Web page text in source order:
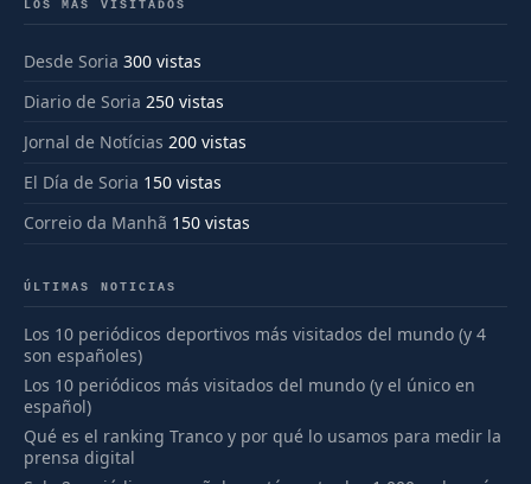
LOS MÁS VISITADOS
Desde Soria 300 vistas
Diario de Soria 250 vistas
Jornal de Notícias 200 vistas
El Día de Soria 150 vistas
Correio da Manhã 150 vistas
ÚLTIMAS NOTICIAS
Los 10 periódicos deportivos más visitados del mundo (y 4
son españoles)
Los 10 periódicos más visitados del mundo (y el único en
español)
Qué es el ranking Tranco y por qué lo usamos para medir la
prensa digital